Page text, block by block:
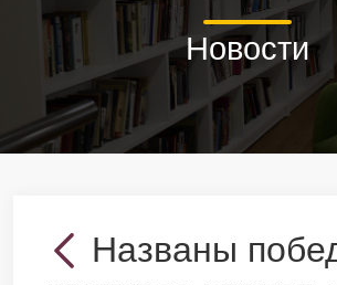
Новости
Названы